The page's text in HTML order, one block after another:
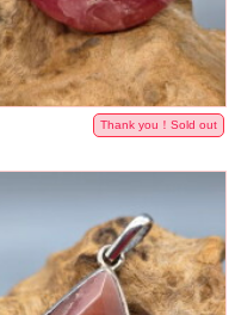
Thank you！Sold out